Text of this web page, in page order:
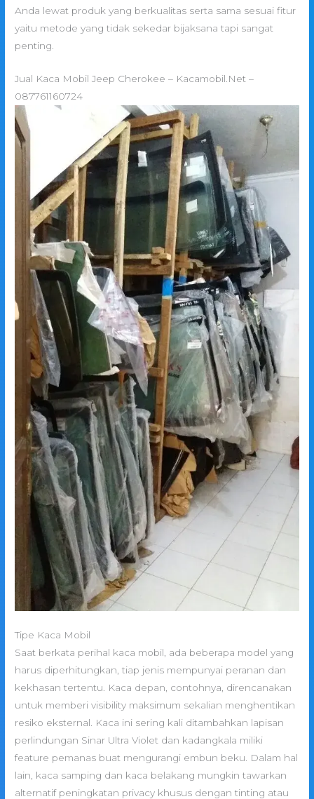
Anda lewat produk yang berkualitas serta sama sesuai fitur
yaitu metode yang tidak sekedar bijaksana tapi sangat
penting.
Jual Kaca Mobil Jeep Cherokee – Kacamobil.Net –
087761160724
Tipe Kaca Mobil
Saat berkata perihal kaca mobil, ada beberapa model yang
harus diperhitungkan, tiap jenis mempunyai peranan dan
kekhasan tertentu. Kaca depan, contohnya, direncanakan
untuk memberi visibility maksimum sekalian menghentikan
resiko eksternal. Kaca ini sering kali ditambahkan lapisan
perlindungan Sinar Ultra Violet dan kadangkala miliki
feature pemanas buat mengurangi embun beku. Dalam hal
lain, kaca samping dan kaca belakang mungkin tawarkan
alternatif peningkatan privacy khusus dengan tinting atau